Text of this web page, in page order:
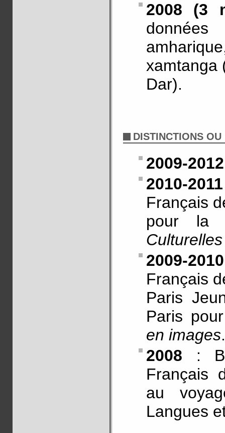
2008 (3
xamtanga
Dar).
DISTINCTIONS
2009-2012
2010-2011
Français
pour la
Culturelles
2009-2010
Français
Paris
Paris
en images.
2008 :
Français
au
Langues